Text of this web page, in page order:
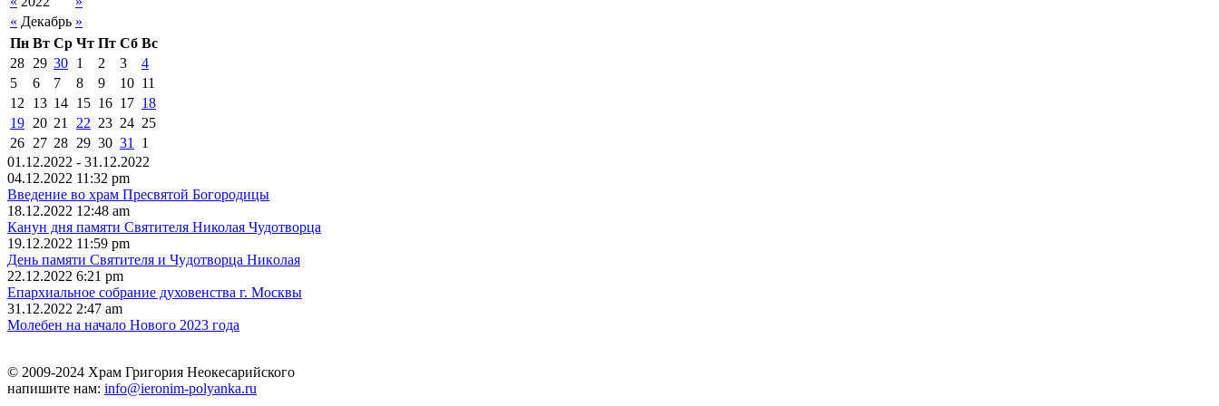
« Декабрь »
Пн Вт Ср Чт Пт Сб Вс
28 29 30 1 2 3
4
5
6 7 8 9 10 11
12
13 14 15 16 17 18
19 20 21 22 23 24 25
26 27 28 29 30 31
1
01.12.2022 - 31.12.2022
04.12.2022 11:32 pm
Bвeдeниe вo хpaм Пpecвятой Богородицы
18.12.2022 12:48 am
Канун дня памяти Святителя Николая Чудотворца
19.12.2022 11:59 pm
День памяти Cвятитeля и Чyдoтвopцa Никoлaя
22.12.2022 6:21 pm
Епaрхиальное собрание духовенства г. Москвы
31.12.2022 2:47 am
Moлебен на начало Нового 2023 года
© 2009-2024 Храм Григория Неокесарийского
напишите нам: info@ieronim-polyanka.ru